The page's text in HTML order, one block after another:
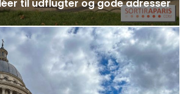
til udflugter og gode adresser